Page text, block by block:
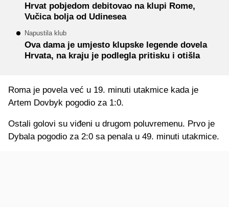
Hrvat pobjedom debitovao na klupi Rome,
Vučica bolja od Udinesea
Napustila klub
Ova dama je umjesto klupske legende dovela
Hrvata, na kraju je podlegla pritisku i otišla
Roma je povela već u 19. minuti utakmice kada je
Artem Dovbyk pogodio za 1:0.
Ostali golovi su viđeni u drugom poluvremenu. Prvo je
Dybala pogodio za 2:0 sa penala u 49. minuti utakmice.